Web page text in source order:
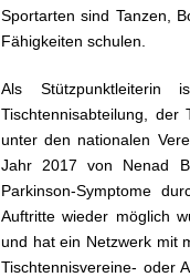
Sportarten sind Tanzen,
Fähigkeiten schulen.
Als Stützpunktleiterin
Tischtennisabteilung, der
unter den nationalen
Jahr 2017 von Nenad
Parkinson-Symptome
Auftritte wieder möglich
und hat ein Netzwerk mit
Tischtennisvereine- oder